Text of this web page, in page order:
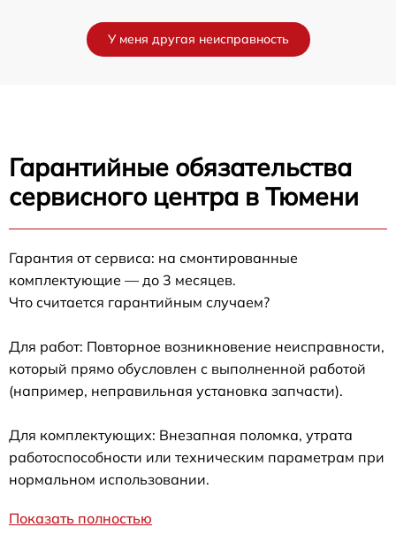
У меня другая неисправность
Гарантийные обязательства
сервисного центра в Тюмени
Гарантия от сервиса: на смонтированные
комплектующие — до 3 месяцев.
Что считается гарантийным случаем?
Для работ: Повторное возникновение неисправности,
который прямо обусловлен с выполненной работой
(например, неправильная установка запчасти).
Для комплектующих: Внезапная поломка, утрата
работоспособности или техническим параметрам при
нормальном использовании.
Показать полностью